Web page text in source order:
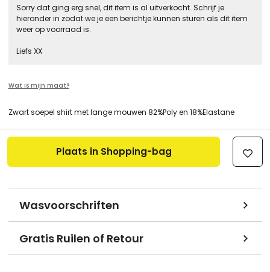
Sorry dat ging erg snel, dit item is al uitverkocht. Schrijf je
hieronder in zodat we je een berichtje kunnen sturen als dit item
weer op voorraad is.
Liefs XX
Wat is mijn maat?
Zwart soepel shirt met lange mouwen 82%Poly en 18%Elastane
Wasvoorschriften
Gratis Ruilen of Retour
Plaats in Shopping-bag